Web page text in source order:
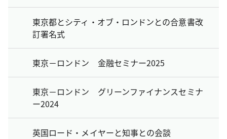
東京都とシティ・オブ・ロンドンとの合意書改
訂署名式
東京－ロンドン 金融セミナー2025
東京－ロンドン グリーンファイナンスセミナ
ー2024
英国ロード・メイヤーと知事との会談